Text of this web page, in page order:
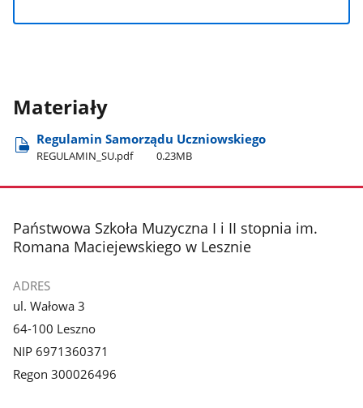
Materiały
Regulamin Samorządu Uczniowskiego
REGULAMIN​_SU.pdf 0.23MB
stopka
Państwowa Szkoła Muzyczna I i II stopnia im.
Romana Maciejewskiego w Lesznie
ADRES
ul. Wałowa 3
64-100 Leszno
NIP 6971360371
Regon 300026496